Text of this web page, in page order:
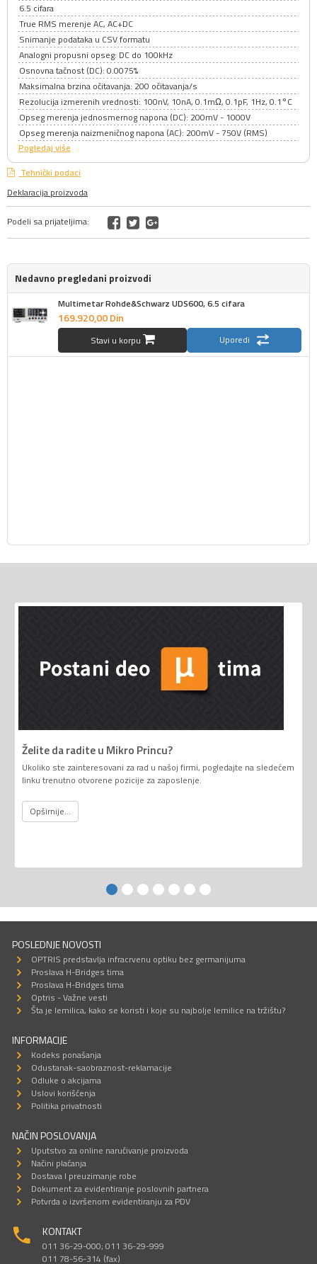
6.5 cifara
True RMS merenje AC, AC+DC
Snimanje podataka u CSV formatu
Analogni propusni opseg: DC do 100kHz
Osnovna tačnost (DC): 0.0075%
Maksimalna brzina očitavanja: 200 očitavanja/s
Rezolucija izmerenih vrednosti: 100nV, 10nA, 0.1mΩ, 0.1pF, 1Hz, 0.1°C
Opseg merenja jednosmernog napona (DC): 200mV - 1000V
Opseg merenja naizmeničnog napona (AC): 200mV - 750V (RMS)
Pogledaj više
Tehnički podaci
Deklaracija proizvoda
Podeli sa prijateljima:
Nedavno pregledani proizvodi
Multimetar Rohde&Schwarz UDS600, 6.5 cifara
169.920,00Din
Stavi u korpu Uporedi
Želite da radite u Mikro Princu?
Ukoliko ste zainteresovani za rad u našoj firmi, pogledajte na sledećem
linku trenutno otvorene pozicije za zaposlenje.
Opširnije...
POSLEDNJE NOVOSTI
OPTRIS predstavlja infracrvenu optiku bez germanijuma
Proslava H-Bridges tima
Proslava H-Bridges tima
Optris - Važne vesti
Šta je lemilica, kako se koristi i koje su najbolje lemilice na tržištu?
INFORMACIJE
Kodeks ponašanja
Odustanak-saobraznost-reklamacije
Odluke o akcijama
Uslovi korišćenja
Politika privatnosti
NAČIN POSLOVANJA
Uputstvo za online naručivanje proizvoda
Načini plaćanja
Dostava I preuzimanje robe
Dokument za evidentiranje poslovnih partnera
Potvrda o izvršenom evidentiranju za PDV
KONTAKT
011 36-29-000; 011 36-29-999
011 78-56-314 (fax)